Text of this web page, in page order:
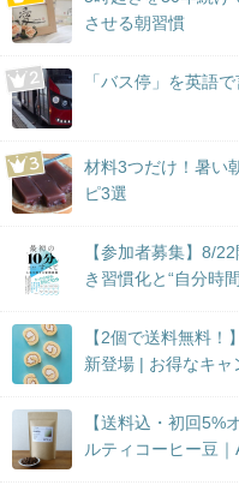
させる朝習慣
「バス停」を英語
材料3つだけ！暑い
ピ3選
【参加者募集】8/
き習慣化と“自分時
【2個で送料無料
新登場 | お得なキャ
【送料込・初回5%
ルティコーヒー豆｜